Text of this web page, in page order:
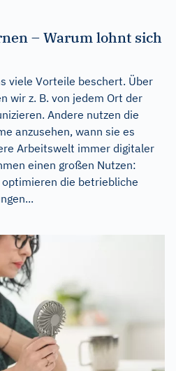
– Warum lohnt sich
viele Vorteile beschert. Über
wir z. B. von jedem Ort der
Andere nutzen die
anzusehen, wann sie es
Arbeitswelt immer digitaler
einen großen Nutzen:
die betriebliche